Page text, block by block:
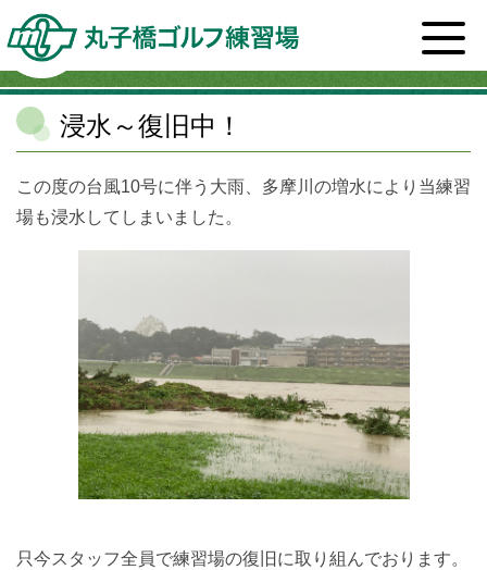
ホーム>スタッフブログ一覧>丸子橋ゴルフ練習場>
浸水～復旧中！
浸水～復旧中！
この度の台風10号に伴う大雨、多摩川の増水により当練習
場も浸水してしまいました。
只今スタッフ全員で練習場の復旧に取り組んでおります。